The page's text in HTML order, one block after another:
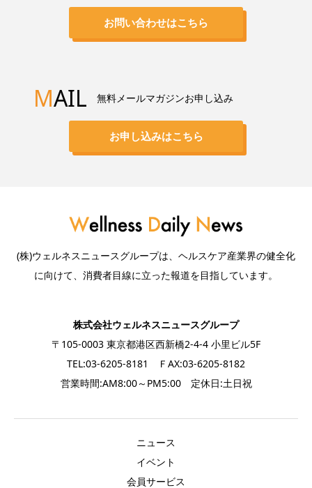
お問い合わせはこちら
MAIL 無料メールマガジンお申し込み
お申し込みはこちら
(株)ウェルネスニュースグループは、ヘルスケア産業界の健全化
に向けて、消費者目線に立った報道を目指しています。
株式会社ウェルネスニュースグループ
〒105-0003 東京都港区西新橋2-4-4 小里ビル5F
TEL:03-6205-8181 ＦAX:03-6205-8182
営業時間:AM8:00～PM5:00 定休日:土日祝
ニュース
イベント
会員サービス